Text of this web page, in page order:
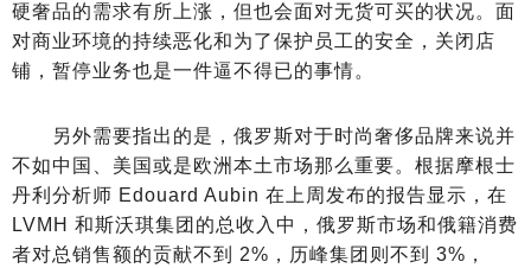
硬奢品的需求有所上涨，但也会面对无货可买的状况。面
对商业环境的持续恶化和为了保护员工的安全，关闭店
铺，暂停业务也是一件逼不得已的事情。
另外需要指出的是，俄罗斯对于时尚奢侈品牌来说并
不如中国、美国或是欧洲本土市场那么重要。根据摩根士
丹利分析师 Edouard Aubin 在上周发布的报告显示，在
LVMH 和斯沃琪集团的总收入中，俄罗斯市场和俄籍消费
者对总销售额的贡献不到 2%，历峰集团则不到 3%，